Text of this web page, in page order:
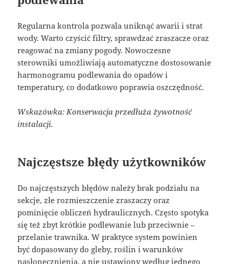
Regularna kontrola pozwala uniknąć awarii i strat
wody. Warto czyścić filtry, sprawdzać zraszacze oraz
reagować na zmiany pogody. Nowoczesne
sterowniki umożliwiają automatyczne dostosowanie
harmonogramu podlewania do opadów i
temperatury, co dodatkowo poprawia oszczędność.
Wskazówka: Konserwacja przedłuża żywotność
instalacji.
Najczęstsze błędy użytkowników
Do najczęstszych błędów należy brak podziału na
sekcje, złe rozmieszczenie zraszaczy oraz
pominięcie obliczeń hydraulicznych. Często spotyka
się też zbyt krótkie podlewanie lub przeciwnie –
przelanie trawnika. W praktyce system powinien
być dopasowany do gleby, roślin i warunków
nasłonecznienia, a nie ustawiony według jednego